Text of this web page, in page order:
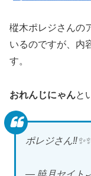
樅木ポレジさんの
いるのですが、内
す。
おれんじにゃんと
ポレジさん
— 暁月セイト